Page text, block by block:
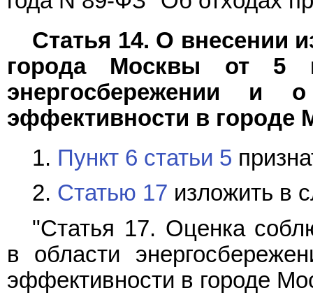
Статья 14. О внесении
города Москвы от
энергосбережении и
эффективности в городе
1. Пункт 6 статьи 5
2. Статью 17 изложить в
"Статья 17. Оценка
в области
эффективности в городе